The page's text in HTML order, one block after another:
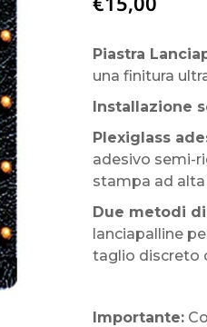
Piastra
una finitura
Installazione
Plexiglass
adesivo semi-
stampa ad
Due metodi
lanciapalline
taglio discreto
Importante: